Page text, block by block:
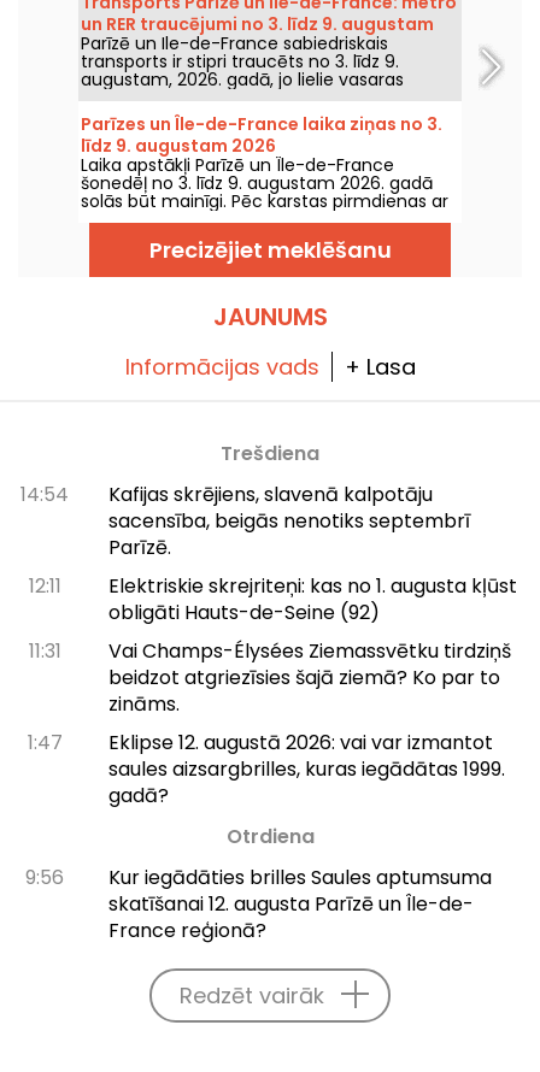
un RER traucējumi no 3. līdz 9. augustam
2026
Parīzē un Ile-de-France sabiedriskais
transports ir stipri traucēts no 3. līdz 9.
augustam, 2026. gadā, jo lielie vasaras
remontdarbi smagi ietekmē dažas līnijas,
saskaņā ar RATP un SNCF.
Parīzes un Île-de-France laika ziņas no 3.
līdz 9. augustam 2026
Laika apstākļi Parīzē un Île-de-France
šonedēļ no 3. līdz 9. augustam 2026. gadā
solās būt mainīgi. Pēc karstas pirmdienas ar
risku pērkona negaisu temperatūra
pakāpeniski pazemināsies, pirms nedēļas
nogalē atgriezīsies siltāks un saulaināks laiks.
Precizējiet meklēšanu
JAUNUMS
Informācijas vads + Lasa
Trešdiena
14:54
Kafijas skrējiens, slavenā kalpotāju
sacensība, beigās nenotiks septembrī
Parīzē.
12:11
Elektriskie skrejriteņi: kas no 1. augusta kļūst
obligāti Hauts-de-Seine (92)
11:31
Vai Champs-Élysées Ziemassvētku tirdziņš
beidzot atgriezīsies šajā ziemā? Ko par to
zināms.
1:47
Eklipse 12. augustā 2026: vai var izmantot
saules aizsargbrilles, kuras iegādātas 1999.
gadā?
Otrdiena
9:56
Kur iegādāties brilles Saules aptumsuma
skatīšanai 12. augusta Parīzē un Île-de-
France reģionā?
Redzēt vairāk